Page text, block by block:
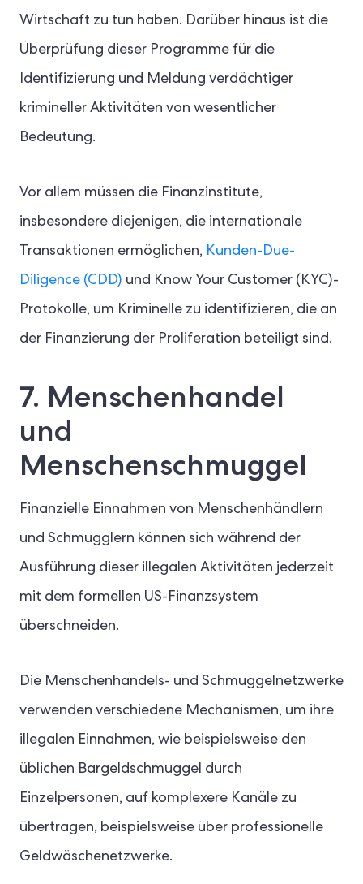
Wirtschaft zu tun haben. Darüber hinaus ist die
Überprüfung dieser Programme für die
Identifizierung und Meldung verdächtiger
krimineller Aktivitäten von wesentlicher
Bedeutung.
Vor allem müssen die Finanzinstitute,
insbesondere diejenigen, die internationale
Transaktionen ermöglichen, Kunden-Due-
Diligence (CDD) und Know Your Customer (KYC)-
Protokolle, um Kriminelle zu identifizieren, die an
der Finanzierung der Proliferation beteiligt sind.
7. Menschenhandel
und
Menschenschmuggel
Finanzielle Einnahmen von Menschenhändlern
und Schmugglern können sich während der
Ausführung dieser illegalen Aktivitäten jederzeit
mit dem formellen US-Finanzsystem
überschneiden.
Die Menschenhandels- und Schmuggelnetzwerke
verwenden verschiedene Mechanismen, um ihre
illegalen Einnahmen, wie beispielsweise den
üblichen Bargeldschmuggel durch
Einzelpersonen, auf komplexere Kanäle zu
übertragen, beispielsweise über professionelle
Geldwäschenetzwerke.